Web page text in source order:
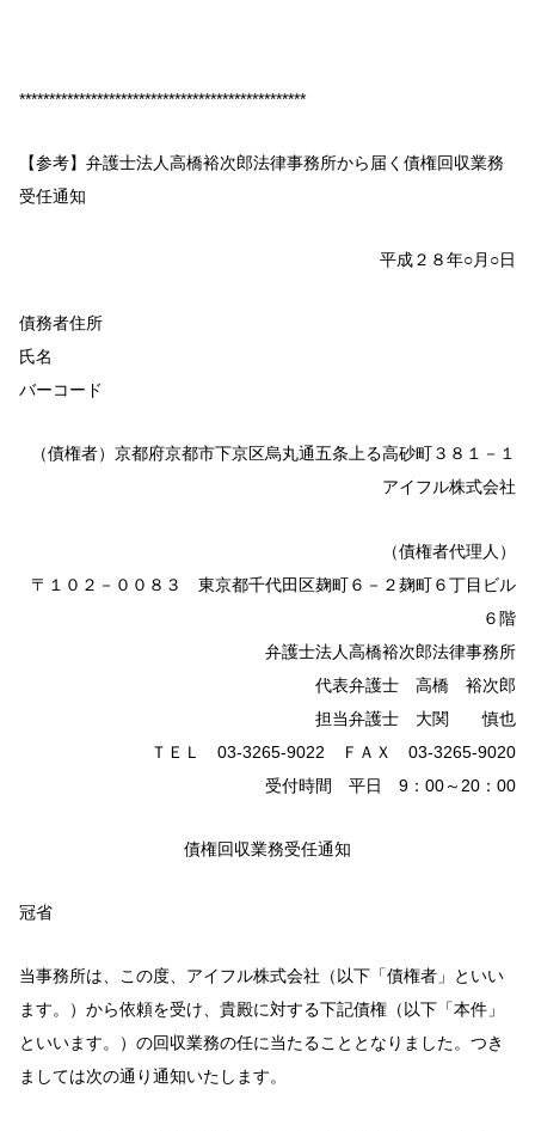
************************************************
【参考】弁護士法人高橋裕次郎法律事務所から届く債権回収業務
受任通知
平成２８年○月○日
債務者住所
氏名
バーコード
（債権者）京都府京都市下京区烏丸通五条上る高砂町３８１－１
アイフル株式会社
（債権者代理人）
〒１０２－００８３ 東京都千代田区麹町６－２麹町６丁目ビル
６階
弁護士法人高橋裕次郎法律事務所
代表弁護士 高橋 裕次郎
担当弁護士 大関 慎也
ＴＥＬ 03-3265-9022 ＦＡＸ 03-3265-9020
受付時間 平日 9：00～20：00
債権回収業務受任通知
冠省
当事務所は、この度、アイフル株式会社（以下「債権者」といい
ます。）から依頼を受け、貴殿に対する下記債権（以下「本件」
といいます。）の回収業務の任に当たることとなりました。つき
ましては次の通り通知いたします。